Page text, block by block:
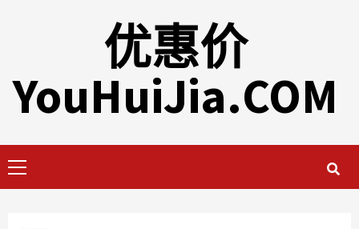
优惠价
YouHuiJia.COM
Menu